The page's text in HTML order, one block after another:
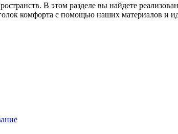
В этом разделе вы найдете
комфорта с помощью наших материалов и